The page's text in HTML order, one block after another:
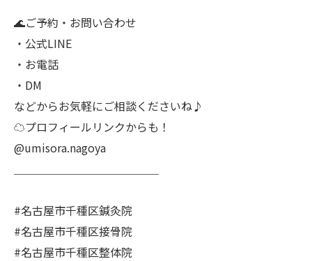
🌊ご予約・お問い合わせ
・公式LINE
・お電話
・DM
などからお気軽にご相談くださいね♪
☁プロフィールリンクからも！
@umisora.nagoya
#名古屋市千種区鍼灸院
#名古屋市千種区接骨院
#名古屋市千種区整体院